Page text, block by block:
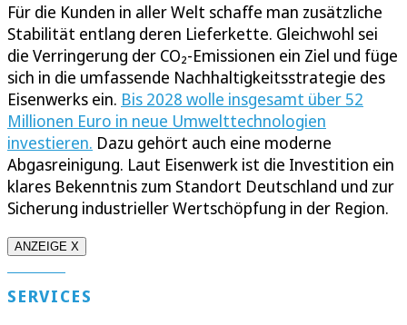
Für die Kunden in aller Welt schaffe man zusätzliche
Stabilität entlang deren Lieferkette. Gleichwohl sei
die Verringerung der CO₂-Emissionen ein Ziel und füge
sich in die umfassende Nachhaltigkeitsstrategie des
Eisenwerks ein. Bis 2028 wolle insgesamt über 52
Millionen Euro in neue Umwelttechnologien
investieren. Dazu gehört auch eine moderne
Abgasreinigung. Laut Eisenwerk ist die Investition ein
klares Bekenntnis zum Standort Deutschland und zur
Sicherung industrieller Wertschöpfung in der Region.
ANZEIGE X
SERVICES